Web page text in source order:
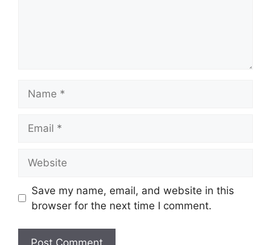
Save my name, email, and website in this
browser for the next time I comment.